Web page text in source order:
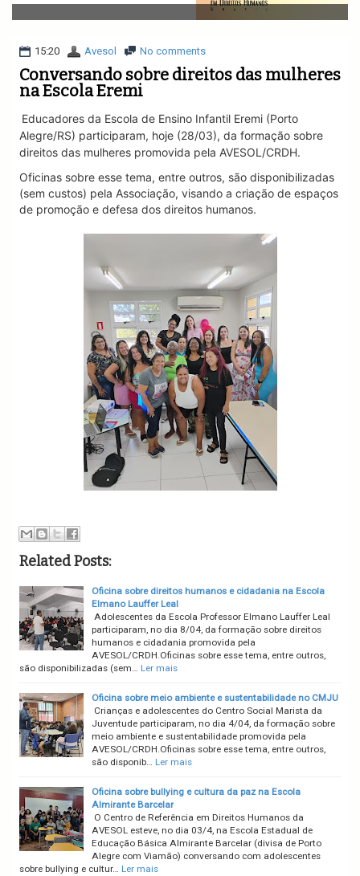
v
i
a
t
i
15:20 Avesol No comments
Conversando sobre direitos das mulheres
na Escola Eremi
Educadores da Escola de Ensino Infantil Eremi (Porto
Alegre/RS) participaram, hoje (28/03), da formação sobre
direitos das mulheres promovida pela AVESOL/CRDH.
Oficinas sobre esse tema, entre outros, são disponibilizadas
(sem custos) pela Associação, visando a criação de espaços
de promoção e defesa dos direitos humanos.
Related Posts:
Oficina sobre direitos humanos e cidadania na Escola
Elmano Lauffer Leal
Adolescentes da Escola Professor Elmano Lauffer Leal
participaram, no dia 8/04, da formação sobre direitos
humanos e cidadania promovida pela
AVESOL/CRDH.Oficinas sobre esse tema, entre outros,
são disponibilizadas (sem… Ler mais
Oficina sobre meio ambiente e sustentabilidade no CMJU
Crianças e adolescentes do Centro Social Marista da
Juventude participaram, no dia 4/04, da formação sobre
meio ambiente e sustentabilidade promovida pela
AVESOL/CRDH.Oficinas sobre esse tema, entre outros,
são disponib… Ler mais
Oficina sobre bullying e cultura da paz na Escola
Almirante Barcelar
O Centro de Referência em Direitos Humanos da
AVESOL esteve, no dia 03/4, na Escola Estadual de
Educação Básica Almirante Barcelar (divisa de Porto
Alegre com Viamão) conversando com adolescentes
sobre bullying e cultur… Ler mais